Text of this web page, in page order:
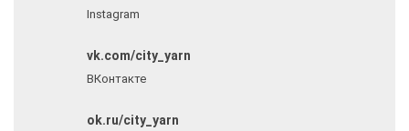
Instagram
vk.com/city_yarn
ВКонтакте
ok.ru/city_yarn